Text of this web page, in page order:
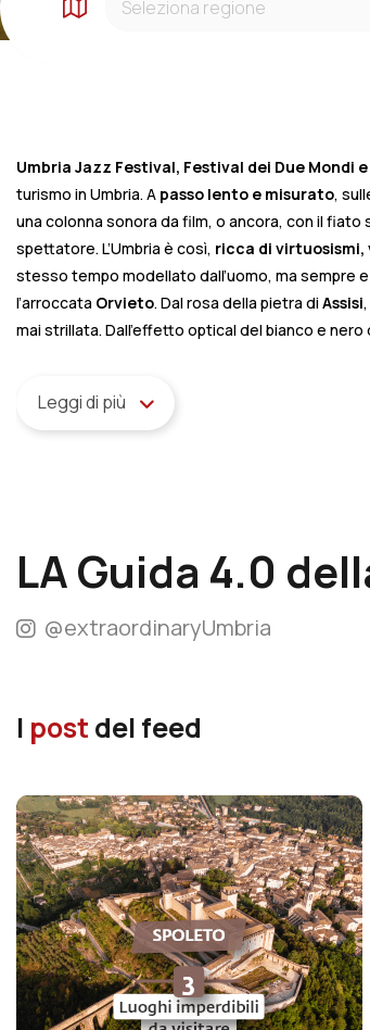
Umbria Jazz Festival, Festival dei Due Mondi
turismo in Umbria. A passo lento e misurato,
una colonna sonora da film, o ancora, con il
spettatore. L’Umbria è così, ricca di virtuosismi,
stesso tempo modellato dall’uomo, ma sempre
l’arroccata Orvieto. Dal rosa della pietra di Assisi
mai strillata. Dall’effetto optical del bianco e
Leggi di più
LA Guida 4.0
@extraordinaryUmbria
I post del feed